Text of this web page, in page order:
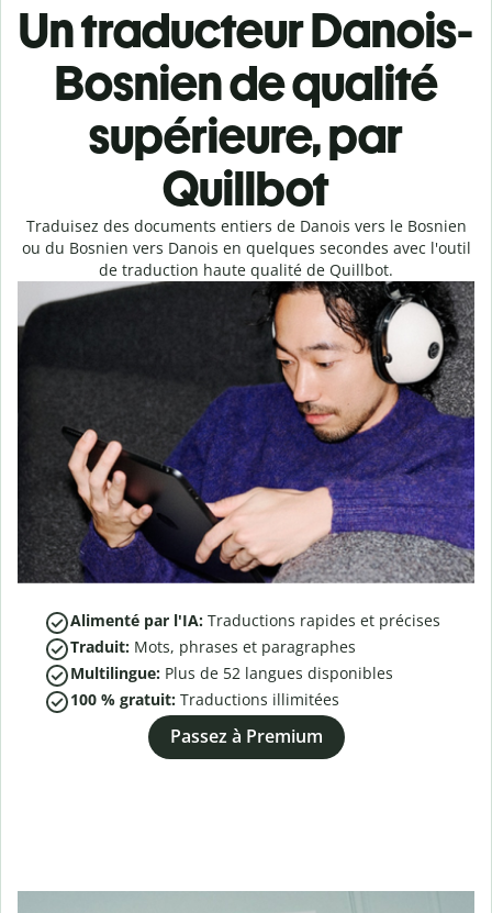
Un traducteur Danois-
Bosnien de qualité
supérieure, par
Quillbot
Traduisez des documents entiers de Danois vers le Bosnien
ou du Bosnien vers Danois en quelques secondes avec l'outil
de traduction haute qualité de Quillbot.
Alimenté par l'IA: Traductions rapides et précises
Traduit: Mots, phrases et paragraphes
Multilingue: Plus de 52 langues disponibles
100 % gratuit: Traductions illimitées
Passez à Premium